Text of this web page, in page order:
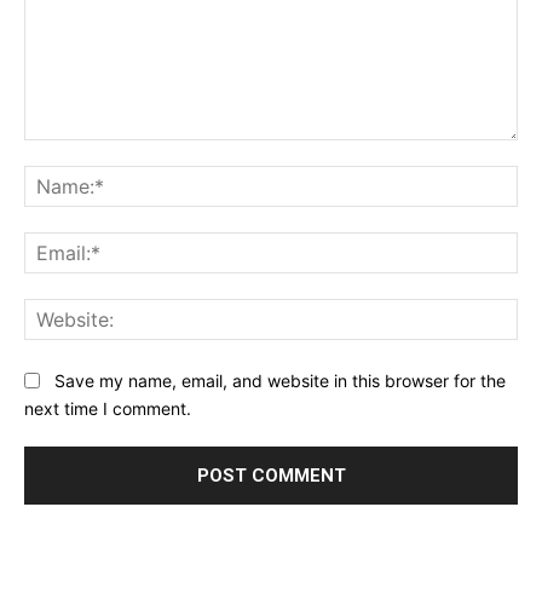
Save my name, email, and website in this browser for the
next time I comment.